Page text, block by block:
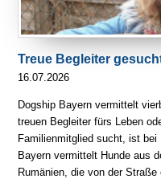
Treue Begleiter
16.07.2026
Dogship Bayern vermittelt
treuen Begleiter fürs Leben
Familienmitglied sucht, ist
Bayern vermittelt Hunde aus
Rumänien, die von der